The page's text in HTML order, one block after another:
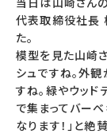
代表取締役社長
た。
模型を見た山崎さ
シュですね。外
すね。緑やウッド
で集まってバー
なります！」と絶